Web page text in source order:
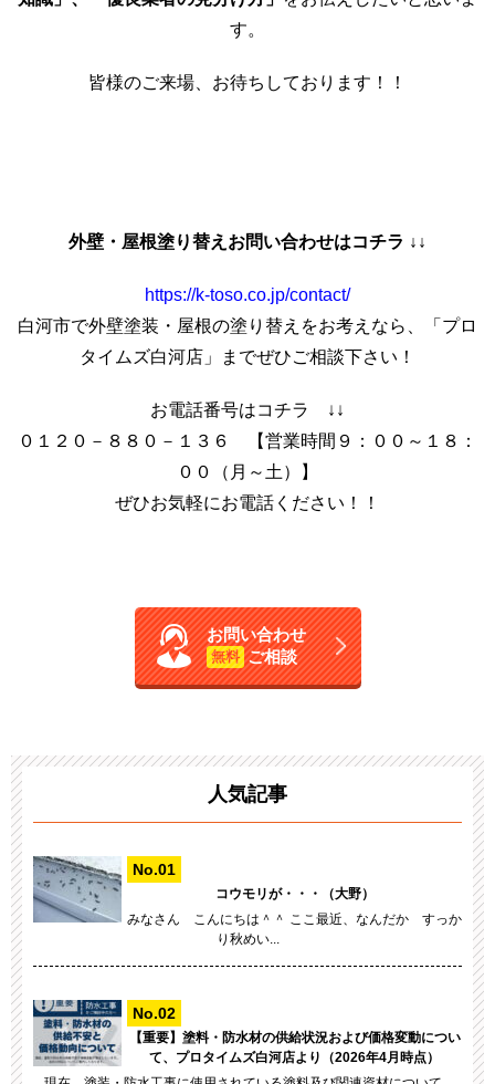
す。
皆様のご来場、お待ちしております！！
外壁・屋根塗り替えお問い合わせはコチラ ↓↓
https://k-toso.co.jp/contact/
白河市で外壁塗装・屋根の塗り替えをお考えなら、「プロ
タイムズ白河店」までぜひご相談下さい！
お電話番号はコチラ ↓↓
０１２０－８８０－１３６ 【営業時間９：００～１８：
００（月～土）】
ぜひお気軽にお電話ください！！
お問い合わせ
無料 ご相談
人気記事
コウモリが・・・（大野）
みなさん こんにちは＾＾ ここ最近、なんだか すっか
り秋めい...
【重要】塗料・防水材の供給状況および価格変動につい
て、プロタイムズ白河店より（2026年4月時点）